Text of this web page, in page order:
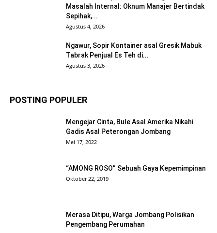
Masalah Internal: Oknum Manajer Bertindak
Sepihak,...
Agustus 4, 2026
Ngawur, Sopir Kontainer asal Gresik Mabuk
Tabrak Penjual Es Teh di...
Agustus 3, 2026
POSTING POPULER
Mengejar Cinta, Bule Asal Amerika Nikahi
Gadis Asal Peterongan Jombang
Mei 17, 2022
“AMONG ROSO” Sebuah Gaya Kepemimpinan
Oktober 22, 2019
Merasa Ditipu, Warga Jombang Polisikan
Pengembang Perumahan